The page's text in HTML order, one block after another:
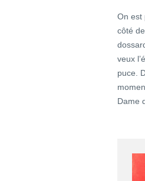
On est
côté
veux
puce.
Dame